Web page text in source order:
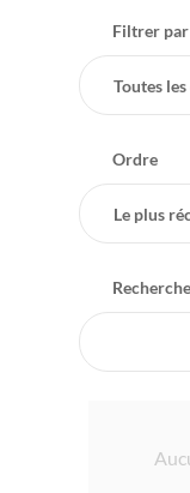
Filtrer
Toutes
Ordre
Le plus